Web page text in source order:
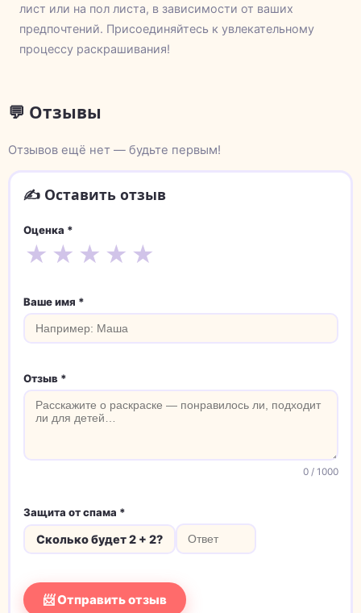
лист или на пол листа, в зависимости от ваших
предпочтений. Присоединяйтесь к увлекательному
процессу раскрашивания!
💬 Отзывы
Отзывов ещё нет — будьте первым!
✍️ Оставить отзыв
Оценка *
★ ★ ★ ★ ★
Ваше имя *
Отзыв *
0/ 1000
Защита от спама *
Сколько будет 2 + 2?
📨 Отправить отзыв